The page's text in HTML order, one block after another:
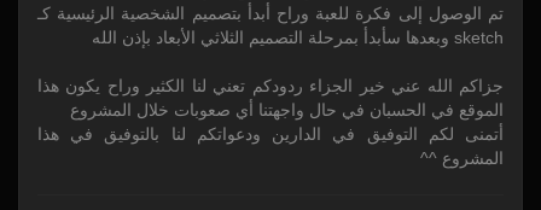
تم الوصول إلى فكرة للعبة وراح أبدأ بتصميم الشخصية الرئيسية كـ
sketch وبعدها سأبدأ بمرحلة التصميم الثلاثي الأبعاد بإذن الله
جزاكم الله عني خير الجزاء ردودكم تعني لنا الكثير وراح يكون هذا
الموقع في الحسبان في حال واجهتنا أي صعوبات خلال المشروع
أتمنى لكم التوفيق في الدارين ودعواتكم لنا بالتوفيق في هذا
المشروع ^^